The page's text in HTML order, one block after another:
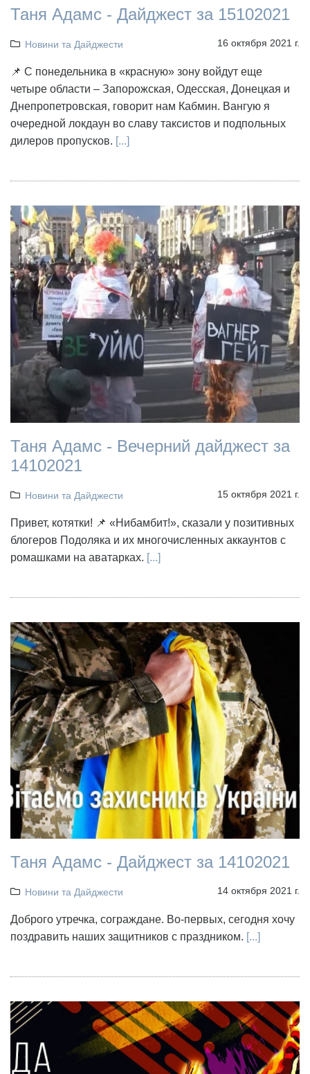
Таня Адамс - Дайджест за 15102021
Новини та Дайджести 16 октября 2021 г.
📌 С понедельника в «красную» зону войдут еще
четыре области – Запорожская, Одесская, Донецкая и
Днепропетровская, говорит нам Кабмин. Вангую я
очередной локдаун во славу таксистов и подпольных
дилеров пропусков. [...]
Таня Адамс - Вечерний дайджест за
14102021
Новини та Дайджести 15 октября 2021 г.
Привет, котятки! 📌 «Нибамбит!», сказали у позитивных
блогеров Подоляка и их многочисленных аккаунтов с
ромашками на аватарках. [...]
Таня Адамс - Дайджест за 14102021
Новини та Дайджести 14 октября 2021 г.
Доброго утречка, сограждане. Во-первых, сегодня хочу
поздравить наших защитников с праздником. [...]